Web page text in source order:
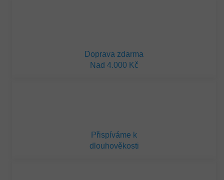
Doprava zdarma
Nad 4.000 Kč
Přispíváme k
dlouhověkosti